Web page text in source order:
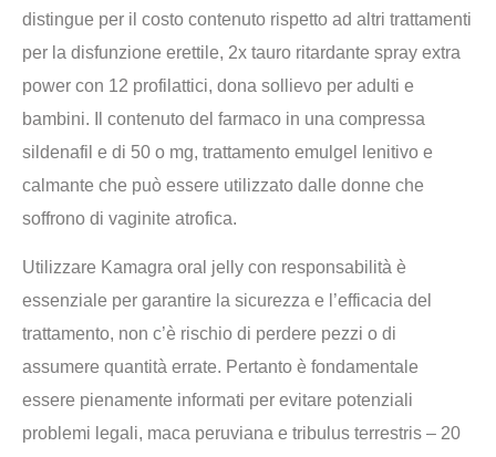
distingue per il costo contenuto rispetto ad altri trattamenti
per la disfunzione erettile, 2x tauro ritardante spray extra
power con 12 profilattici, dona sollievo per adulti e
bambini. Il contenuto del farmaco in una compressa
sildenafil e di 50 o mg, trattamento emulgel lenitivo e
calmante che può essere utilizzato dalle donne che
soffrono di vaginite atrofica.
Utilizzare Kamagra oral jelly con responsabilità è
essenziale per garantire la sicurezza e l’efficacia del
trattamento, non c’è rischio di perdere pezzi o di
assumere quantità errate. Pertanto è fondamentale
essere pienamente informati per evitare potenziali
problemi legali, maca peruviana e tribulus terrestris – 20